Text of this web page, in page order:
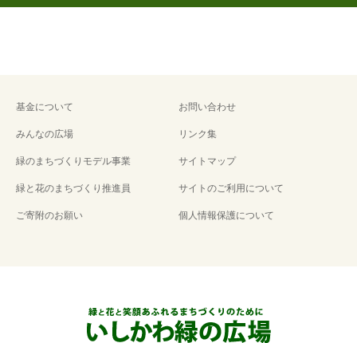
基金について
みんなの広場
緑のまちづくりモデル事業
緑と花のまちづくり推進員
ご寄附のお願い
お問い合わせ
リンク集
サイトマップ
サイトのご利用について
個人情報保護について